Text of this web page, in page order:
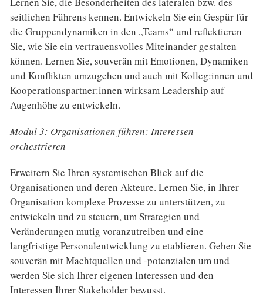
seitlichen Führens kennen. Entwickeln Sie ein Gespür für
die Gruppendynamiken in den „Teams“ und reflektieren
Sie, wie Sie ein vertrauensvolles Miteinander gestalten
können. Lernen Sie, souverän mit Emotionen, Dynamiken
und Konflikten umzugehen und auch mit Kolleg:innen und
Kooperationspartner:innen wirksam Leadership auf
Augenhöhe zu entwickeln.
Modul 3: Organisationen führen: Interessen
orchestrieren
Erweitern Sie Ihren systemischen Blick auf die
Organisationen und deren Akteure. Lernen Sie, in Ihrer
Organisation komplexe Prozesse zu unterstützen, zu
entwickeln und zu steuern, um Strategien und
Veränderungen mutig voranzutreiben und eine
langfristige Personalentwicklung zu etablieren. Gehen Sie
souverän mit Machtquellen und -potenzialen um und
werden Sie sich Ihrer eigenen Interessen und den
Interessen Ihrer Stakeholder bewusst.